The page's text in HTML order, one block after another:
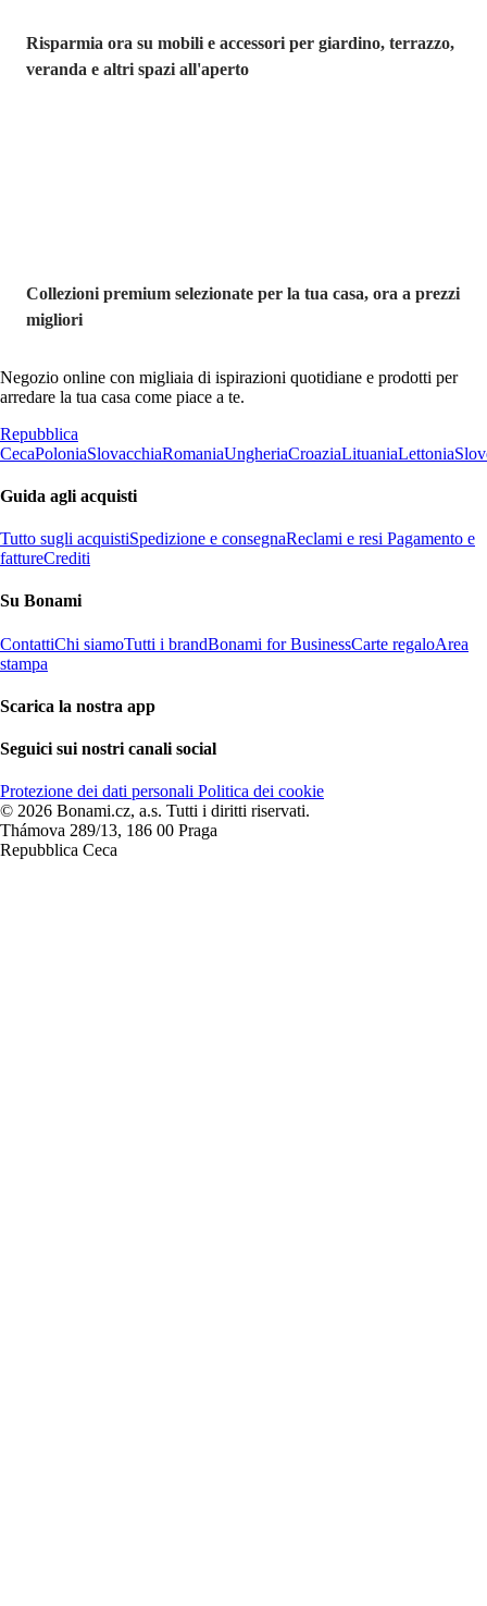
Risparmia ora su mobili e accessori per giardino, terrazzo,
veranda e altri spazi all'aperto
Collezioni premium selezionate per la tua casa, ora a prezzi
migliori
Negozio online con migliaia di ispirazioni quotidiane e prodotti per
arredare la tua casa come piace a te.
Repubblica
CecaPoloniaSlovacchiaRomaniaUngheriaCroaziaLituaniaLettonia
Guida agli acquisti
Tutto sugli acquistiSpedizione e consegnaReclami e resi Pagamento e
fattureCrediti
Su Bonami
ContattiChi siamoTutti i brandBonami for BusinessCarte regaloArea
stampa
Scarica la nostra app
Seguici sui nostri canali social
Protezione dei dati personali Politica dei cookie
© 2026 Bonami.cz, a.s. Tutti i diritti riservati.
Thámova 289/13, 186 00 Praga
Repubblica Ceca